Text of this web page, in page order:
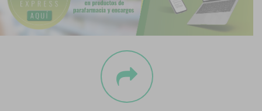
Contacto
Boletín